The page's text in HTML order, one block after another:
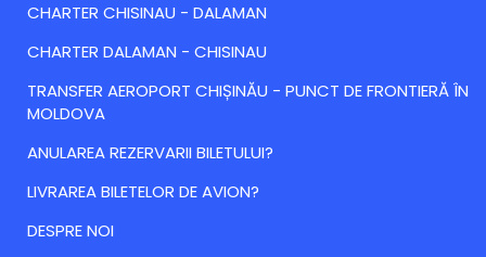
CHARTER CHISINAU - DALAMAN
CHARTER DALAMAN - CHISINAU
TRANSFER AEROPORT CHIȘINĂU - PUNCT DE FRONTIERĂ ÎN
MOLDOVA
ANULAREA REZERVARII BILETULUI?
LIVRAREA BILETELOR DE AVION?
DESPRE NOI